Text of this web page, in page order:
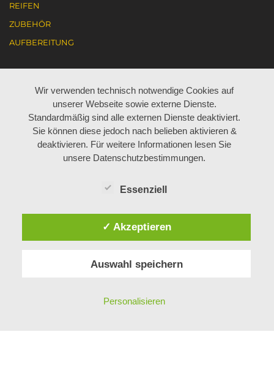
REIFEN
ZUBEHÖR
AUFBEREITUNG
AKTUELL JOBANGEBOTE
ARBEITEN BEI BÖHM
Wir verwenden technisch notwendige Cookies auf
unserer Webseite sowie externe Dienste.
Standardmäßig sind alle externen Dienste deaktiviert.
Sie können diese jedoch nach belieben aktivieren &
deaktivieren. Für weitere Informationen lesen Sie
unsere Datenschutzbestimmungen.
Essenziell
✓ Akzeptieren
Auswahl speichern
Personalisieren